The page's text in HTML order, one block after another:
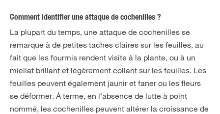
Comment identifier une attaque de cochenilles ?
La plupart du temps, une attaque de cochenilles se
remarque à de petites taches claires sur les feuilles, au
fait que les fourmis rendent visite à la plante, ou à un
miellat brillant et légèrement collant sur les feuilles. Les
feuilles peuvent également jaunir et faner ou les fleurs
se déformer. À terme, en l'absence de lutte à point
nommé, les cochenilles peuvent altérer la croissance de